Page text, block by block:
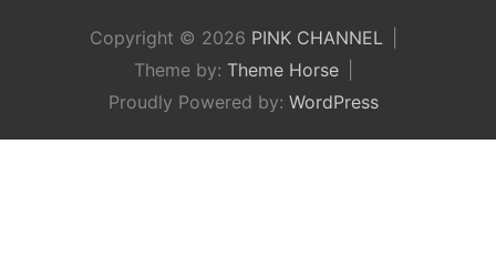
Copyright © 2026 PINK CHANNEL
Theme by: Theme Horse
Proudly Powered by: WordPress